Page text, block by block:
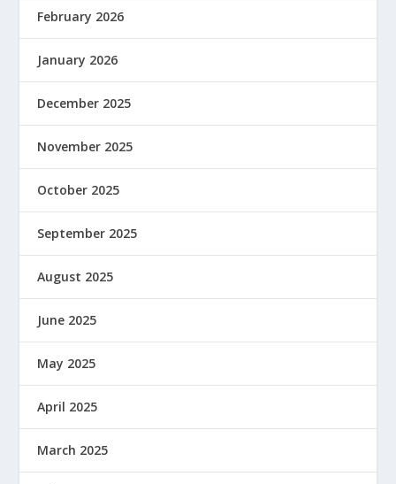
February 2026
January 2026
December 2025
November 2025
October 2025
September 2025
August 2025
June 2025
May 2025
April 2025
March 2025